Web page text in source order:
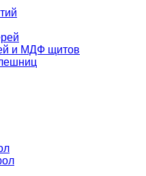
и МДФ щитов